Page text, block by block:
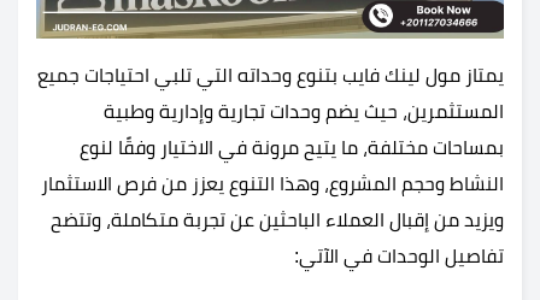
يمتاز مول لينك فايب بتنوع وحداته التي تلبي احتياجات جميع
المستثمرين، حيث يضم وحدات تجارية وإدارية وطبية
بمساحات مختلفة، ما يتيح مرونة في الاختيار وفقًا لنوع
النشاط وحجم المشروع، وهذا التنوع يعزز من فرص الاستثمار
ويزيد من إقبال العملاء الباحثين عن تجربة متكاملة، وتتضح
تفاصيل الوحدات في الآتي: